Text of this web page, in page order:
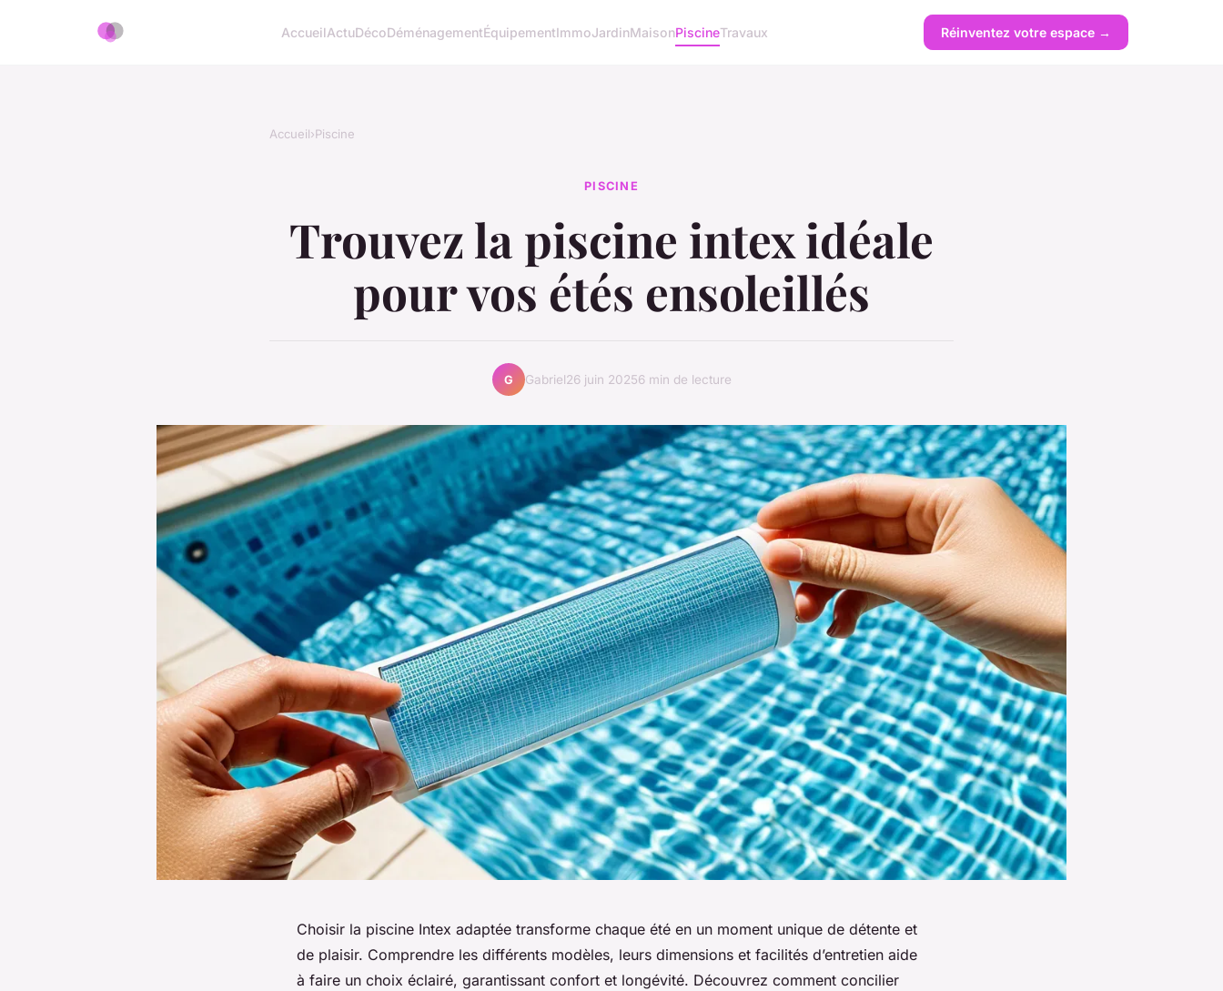
AccueilActuDécoDéménagementÉquipementImmoJardinMaisonPiscineTravaux Réinventez votre espace →
Accueil›Piscine
PISCINE
Trouvez la piscine intex idéale
pour vos étés ensoleillés
G Gabriel26 juin 20256 min de lecture
Choisir la piscine Intex adaptée transforme chaque été en un moment unique de détente et
de plaisir. Comprendre les différents modèles, leurs dimensions et facilités d’entretien aide
à faire un choix éclairé, garantissant confort et longévité. Découvrez comment concilier